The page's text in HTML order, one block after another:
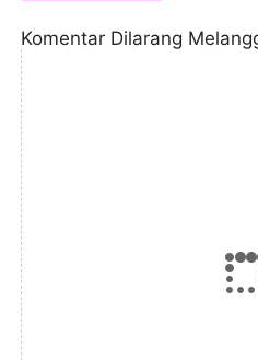
Komentar Dilarang